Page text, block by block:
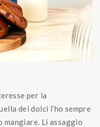
per la
dei dolci l’ho sempre
mangiare. Li assaggio